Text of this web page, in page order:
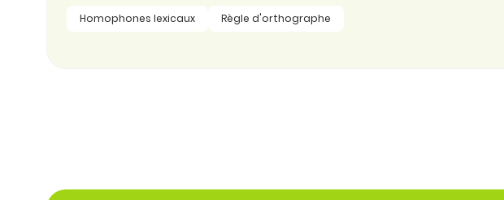
Homophones lexicaux Règle d'orthographe